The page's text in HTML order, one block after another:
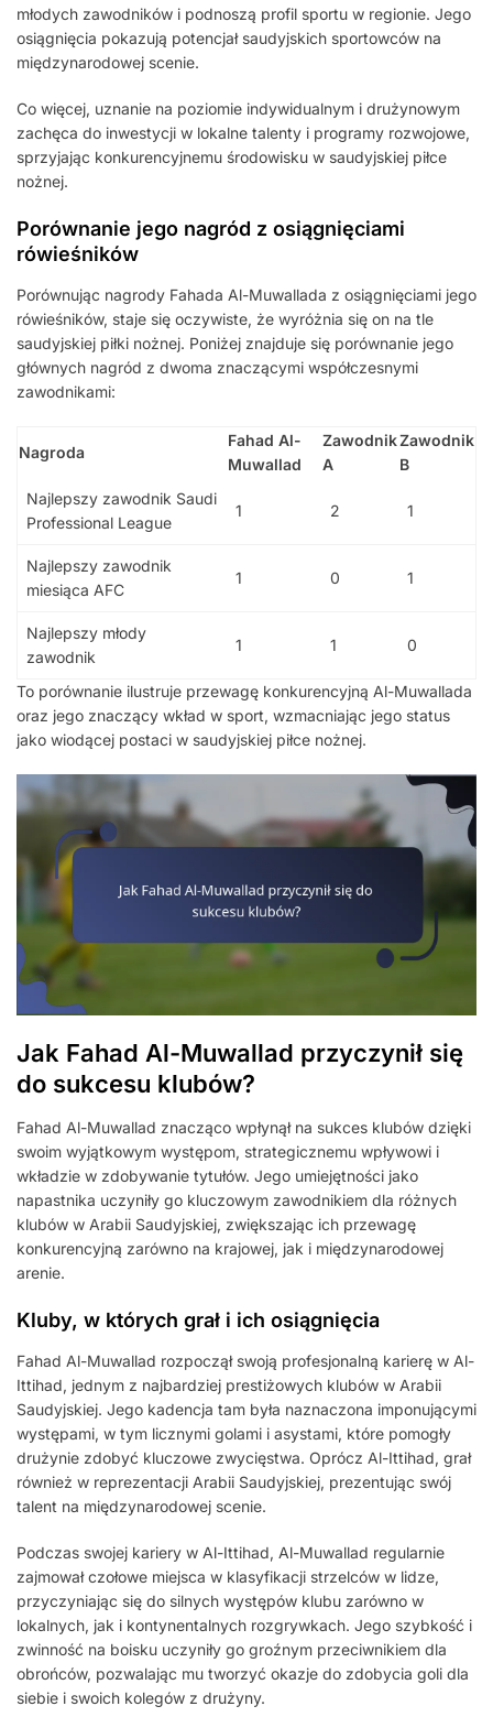
młodych zawodników i podnoszą profil sportu w regionie. Jego
osiągnięcia pokazują potencjał saudyjskich sportowców na
międzynarodowej scenie.
Co więcej, uznanie na poziomie indywidualnym i drużynowym
zachęca do inwestycji w lokalne talenty i programy rozwojowe,
sprzyjając konkurencyjnemu środowisku w saudyjskiej piłce
nożnej.
Porównanie jego nagród z osiągnięciami
rówieśników
Porównując nagrody Fahada Al-Muwallada z osiągnięciami jego
rówieśników, staje się oczywiste, że wyróżnia się on na tle
saudyjskiej piłki nożnej. Poniżej znajduje się porównanie jego
głównych nagród z dwoma znaczącymi współczesnymi
zawodnikami:
Nagroda
Fahad Al-
Muwallad
Zawodnik
A
Zawodnik
B
Najlepszy zawodnik Saudi
Professional League
1 2 1
Najlepszy zawodnik
miesiąca AFC
1 0 1
Najlepszy młody
zawodnik
1 1 0
To porównanie ilustruje przewagę konkurencyjną Al-Muwallada
oraz jego znaczący wkład w sport, wzmacniając jego status
jako wiodącej postaci w saudyjskiej piłce nożnej.
Jak Fahad Al-Muwallad przyczynił się
do sukcesu klubów?
Fahad Al-Muwallad znacząco wpłynął na sukces klubów dzięki
swoim wyjątkowym występom, strategicznemu wpływowi i
wkładzie w zdobywanie tytułów. Jego umiejętności jako
napastnika uczyniły go kluczowym zawodnikiem dla różnych
klubów w Arabii Saudyjskiej, zwiększając ich przewagę
konkurencyjną zarówno na krajowej, jak i międzynarodowej
arenie.
Kluby, w których grał i ich osiągnięcia
Fahad Al-Muwallad rozpoczął swoją profesjonalną karierę w Al-
Ittihad, jednym z najbardziej prestiżowych klubów w Arabii
Saudyjskiej. Jego kadencja tam była naznaczona imponującymi
występami, w tym licznymi golami i asystami, które pomogły
drużynie zdobyć kluczowe zwycięstwa. Oprócz Al-Ittihad, grał
również w reprezentacji Arabii Saudyjskiej, prezentując swój
talent na międzynarodowej scenie.
Podczas swojej kariery w Al-Ittihad, Al-Muwallad regularnie
zajmował czołowe miejsca w klasyfikacji strzelców w lidze,
przyczyniając się do silnych występów klubu zarówno w
lokalnych, jak i kontynentalnych rozgrywkach. Jego szybkość i
zwinność na boisku uczyniły go groźnym przeciwnikiem dla
obrońców, pozwalając mu tworzyć okazje do zdobycia goli dla
siebie i swoich kolegów z drużyny.